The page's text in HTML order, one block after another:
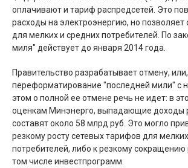
оплачивают и тариф распредсетей. Это
расходы на электроэнергию, но
для мелких и средних потребителей. По
миля" действует до января 2014 года.
Правительство разрабатывает отмену,
переформатирование "последней мили" с
этом о полной ее отмене речь не идет: в
оценкам Минэнерго, выпадающие доходы
составят около 58 млрд руб. Это могло
резкому росту сетевых тарифов для
потребителей, либо к резкому сокращению
том числе инвестпрограмм.